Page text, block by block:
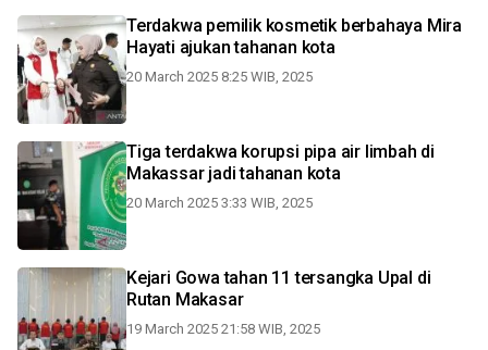
Terdakwa pemilik kosmetik berbahaya Mira
Hayati ajukan tahanan kota
20 March 2025 8:25 WIB, 2025
Tiga terdakwa korupsi pipa air limbah di
Makassar jadi tahanan kota
20 March 2025 3:33 WIB, 2025
Kejari Gowa tahan 11 tersangka Upal di
Rutan Makasar
19 March 2025 21:58 WIB, 2025